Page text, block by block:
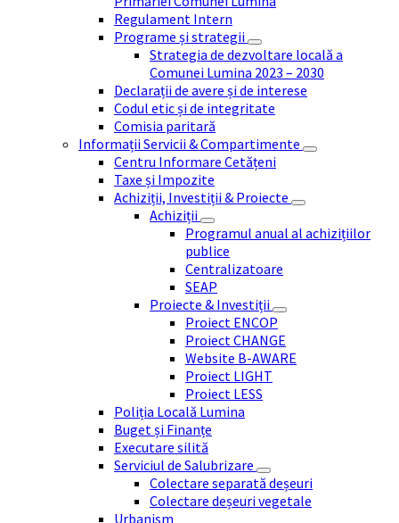
Regulament Intern
Programe și strategii
Strategia de dezvoltare locală a
Comunei Lumina 2023 – 2030
Declarații de avere și de interese
Codul etic și de integritate
Comisia paritară
Informații Servicii & Compartimente
Centru Informare Cetățeni
Taxe și Impozite
Achiziții, Investiții & Proiecte
Achiziții
Programul anual al achizițiilor
publice
Centralizatoare
SEAP
Proiecte & Investiții
Proiect ENCOP
Proiect CHANGE
Website B-AWARE
Proiect LIGHT
Proiect LESS
Poliția Locală Lumina
Buget și Finanțe
Executare silită
Serviciul de Salubrizare
Colectare separată deșeuri
Colectare deșeuri vegetale
Urbanism